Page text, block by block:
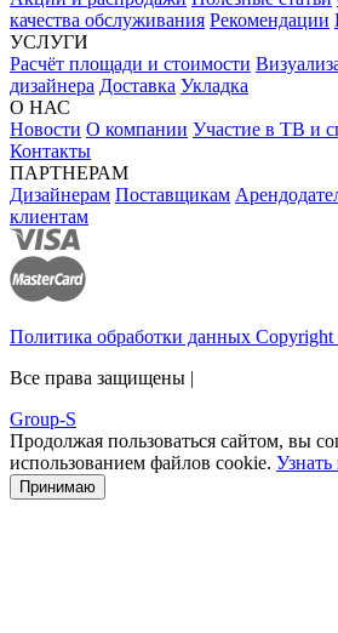
качества обслуживания Рекомендации
УСЛУГИ
Расчёт площади и стоимости
дизайнера Доставка Укладка
О НАС
Новости О компании Участие в ТВ и
Контакты
ПАРТНЕРАМ
Дизайнерам Поставщикам
клиентам
Политика обработки данных
Все права защищены |
Group-S
Продолжая пользоваться сайтом, вы
использованием файлов cookie. Узнать
Принимаю